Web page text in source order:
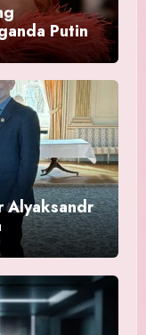
Putin
Alyaksandr